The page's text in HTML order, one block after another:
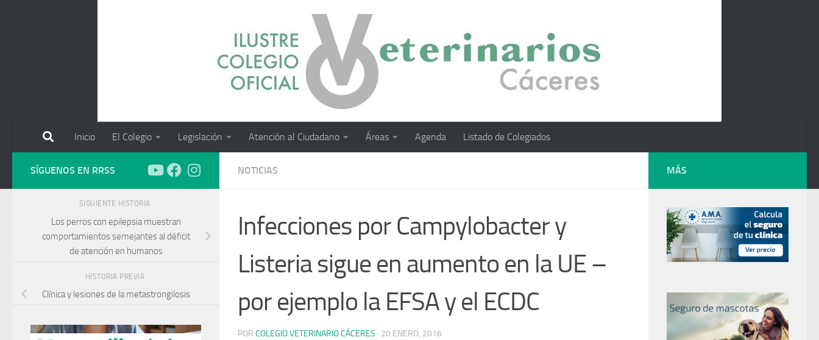
Inicio El Colegio Legislación Atención al Ciudadano Áreas Agenda Listado de Colegiados
NOTICIAS
Infecciones por Campylobacter y
Listeria sigue en aumento en la UE –
por ejemplo la EFSA y el ECDC
POR COLEGIO VETERINARIO CÁCERES · 20 ENERO, 2016
SÍGUENOS EN RRSS
SIGUIENTE HISTORIA
Los perros con epilepsia muestran
comportamientos semejantes al déficit
de atención en humanos
HISTORIA PREVIA
Clínica y lesiones de la metastrongilosis
MÁS